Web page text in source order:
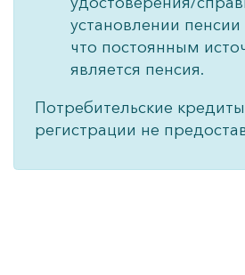
установлении
что постоянным
является пенсия.
Потребительские
регистрации не